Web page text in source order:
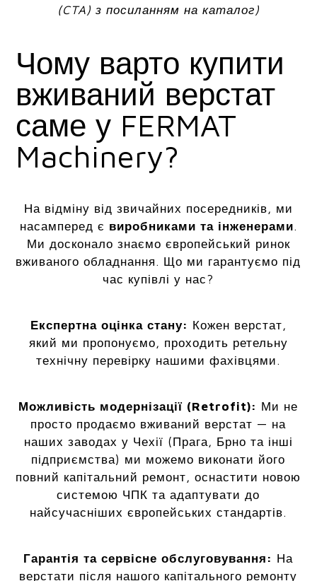
(CTA) з посиланням на каталог)
Чому варто купити
вживаний верстат
саме у FERMAT
Machinery?
На відміну від звичайних посередників, ми
насамперед є виробниками та інженерами.
Ми досконало знаємо європейський ринок
вживаного обладнання. Що ми гарантуємо під
час купівлі у нас?
Експертна оцінка стану: Кожен верстат,
який ми пропонуємо, проходить ретельну
технічну перевірку нашими фахівцями.
Можливість модернізації (Retrofit): Ми не
просто продаємо вживаний верстат — на
наших заводах у Чехії (Прага, Брно та інші
підприємства) ми можемо виконати його
повний капітальний ремонт, оснастити новою
системою ЧПК та адаптувати до
найсучасніших європейських стандартів.
Гарантія та сервісне обслуговування: На
верстати після нашого капітального ремонту